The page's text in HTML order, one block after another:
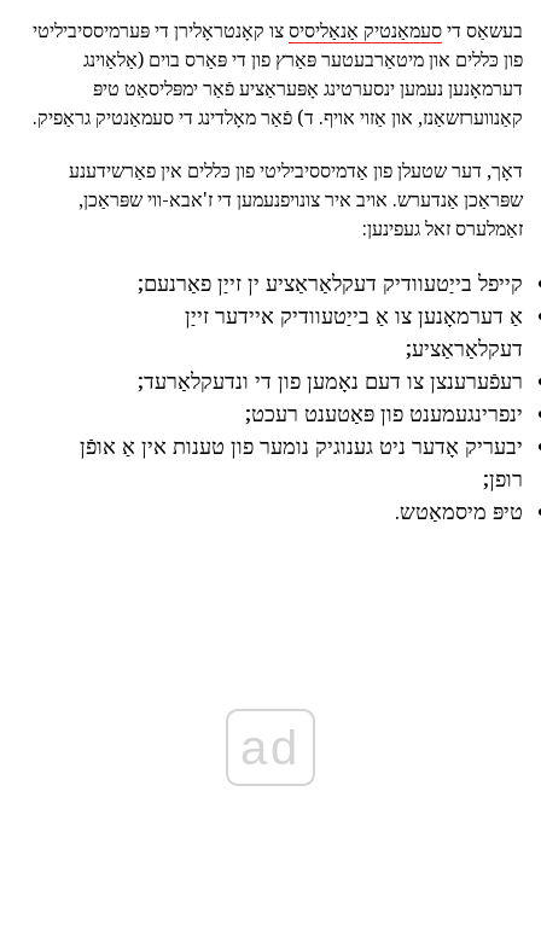
בעשאַס דיסעמאַנטיק אַנאַליסיסצו קאָנטראָלירן די פּערמיססיביליטי
פון כּללים און מיטאַרבעטער פּאַרץ פון די פּאַרס בוים (אַלאַוינג
דערמאָנען נעמען ינסערטינג אָפּעראַציע פֿאַר ימפּליסאַט טיפּ
קאַנווערזשאַנז, און אַזוי אויף. ד) פֿאַר מאָלדינג די סעמאַנטיק גראַפיק.
דאָך, דער שטעלן פון אַדמיססיביליטי פון כּללים אין פאַרשידענע
שפּראַכן אַנדערש. אויב איר צונויפנעמען די ז'אבא-ווי שפּראַכן,
זאַמלערס זאל געפינען:
קייפל בייַטעוודיק דעקלאַראַציע ין זייַן פאַרנעם;
אַ דערמאָנען צו אַ בייַטעוודיק איידער זייַן
דעקלאַראַציע;
רעפֿערענצן צו דעם נאָמען פון די ונדעקלאַרעד;
ינפרינגעמענט פון פּאַטענט רעכט;
יבעריק אָדער ניט גענוגיק נומער פון טענות אין אַ אופֿן
רופן;
טיפּ מיסמאַטש.
ad